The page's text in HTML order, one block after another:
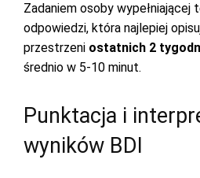
Zadaniem osoby
odpowiedzi, która najlepiej
przestrzeni ostatnich 2
średnio w 5-10 minut.
Punktacja i
wyników BDI